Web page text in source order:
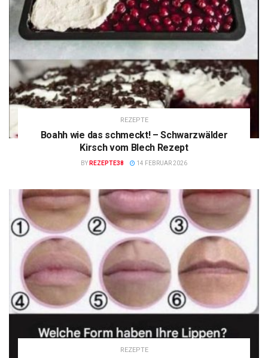
REZEPTE
Boahh wie das schmeckt! – Schwarzwälder
Kirsch vom Blech Rezept
BY REZEPTE38 14 FEBRUAR 2026
REZEPTE